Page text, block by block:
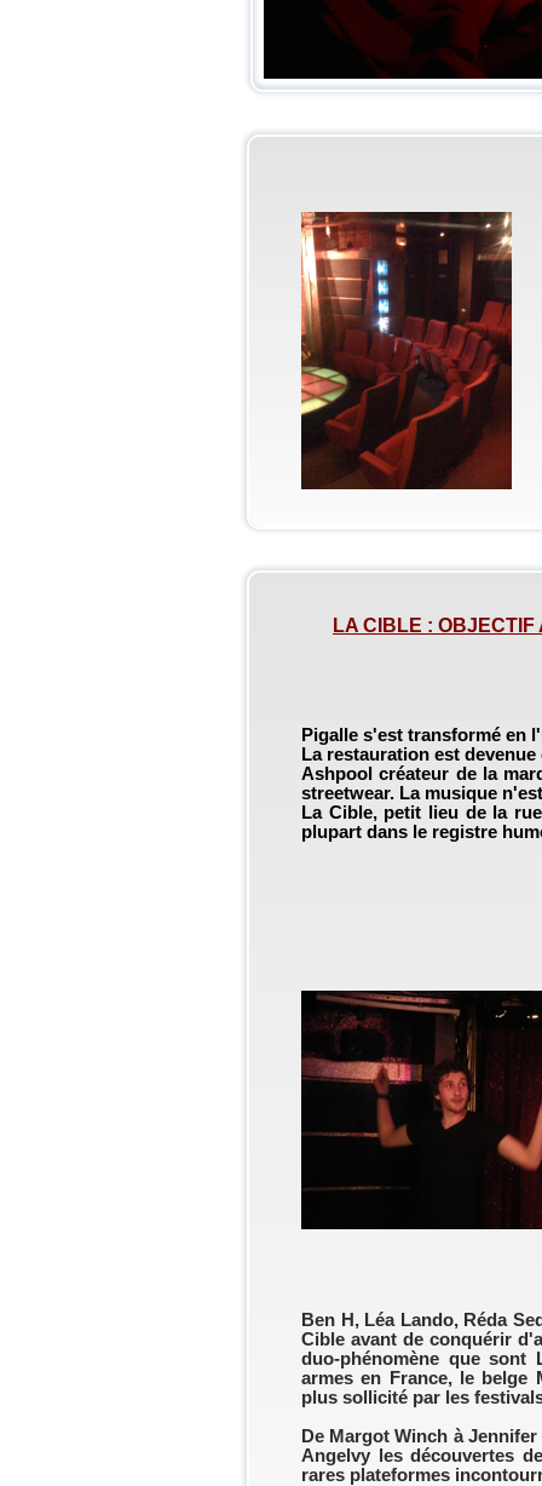
LA CIBLE :
Pigalle s'est transformé en
La restauration est
Ashpool créateur de la
streetwear. La musique
La Cible, petit lieu de la
plupart dans le registre
Ben H, Léa Lando, Réda
Cible avant de conquérir
duo-phénomène que
armes en France, le belge
plus sollicité par les
De Margot Winch à
Angelvy les découvertes
rares plateformes